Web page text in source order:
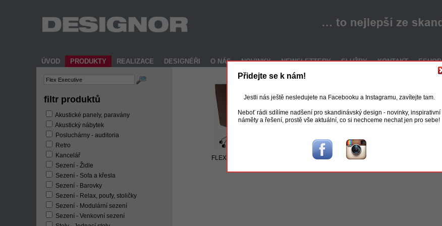
ÚVOD PRODUKTY REALIZACE DESIGNÉŘI O NÁS NOVINKY NEWSLETTERY SLUŽBY KONTAKT ESHOP
filtr produktů
Akustické panely, paravány
Akustický nábytek
Posluchárny - auditoria
Retro
Kancelář
Sezení - Židle
Sezení - Sofa a křesla
Sezení - Barovky
Sezení - Relax, poufy, stoličky
Sezení - Modulární sezení
Sezení - Venkovní sezení
FLEX Executive
Přidejte se k nám!
Jestli nás ještě nesledujete na Facebooku a Instagramu, zavítejte tam.
Neboť rádi sdílíme nadšení pro skandinávský design - novinky, inspirativní
náměty a řešení, prostě vše aktuální, co si nechceme nechat jen pro sebe!